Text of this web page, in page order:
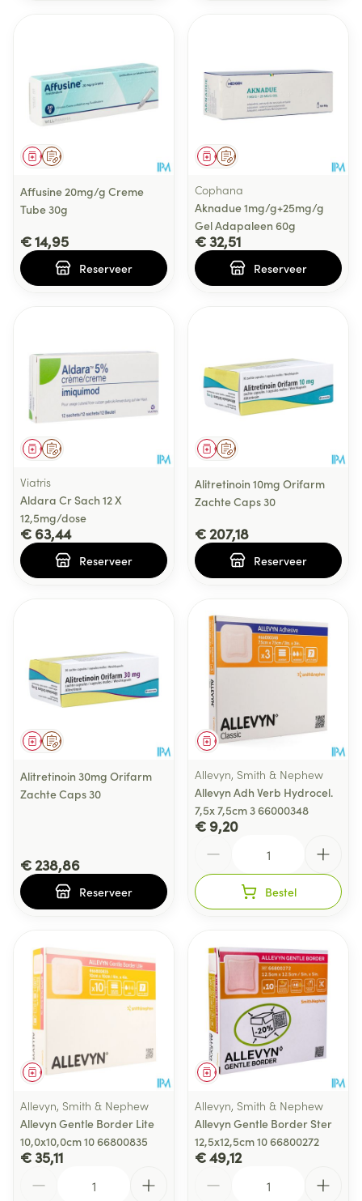
Op voorschrift
Geneesmiddel
Affusine 20mg/g Creme
Tube 30g
€ 14,95
Reserveer
Op voorschrift
Geneesmiddel
Cophana
Aknadue 1mg/g+25mg/g
Gel Adapaleen 60g
€ 32,51
Reserveer
Op voorschrift
Geneesmiddel
Viatris
Aldara Cr Sach 12 X
12,5mg/dose
€ 63,44
Reserveer
Op voorschrift
Geneesmiddel
Alitretinoin 10mg Orifarm
Zachte Caps 30
€ 207,18
Reserveer
Op voorschrift
Geneesmiddel
Alitretinoin 30mg Orifarm
Zachte Caps 30
€ 238,86
Reserveer
Geneesmiddel
Allevyn, Smith & Nephew
Allevyn Adh Verb Hydrocel.
7,5x 7,5cm 3 66000348
€ 9,20
Bestel
Geneesmiddel
Allevyn, Smith & Nephew
Allevyn Gentle Border Lite
10,0x10,0cm 10 66800835
€ 35,11
Geneesmiddel
Allevyn, Smith & Nephew
Allevyn Gentle Border Ster
12,5x12,5cm 10 66800272
€ 49,12